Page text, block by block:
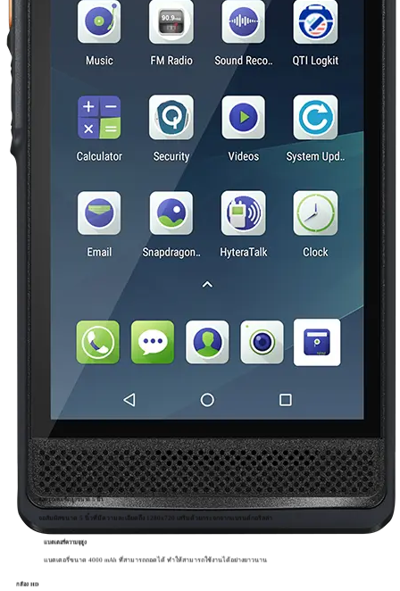
จอความคมชัดสูงขนาด 5 นิ้ว
จอสัมผัสขนาด 5 นิ้วที่มีความละเอียดถึง 1280x720 เสริมด้วยกระจกจากแบรนด์กอริลล่า
แบตเตอรี่ความจุสูง
แบตเตอรี่ขนาด 4000 mAh ที่สามารถถอดได้ ทำให้สามารถใช้งานได้อย่างยาวนาน
กล้อง HD